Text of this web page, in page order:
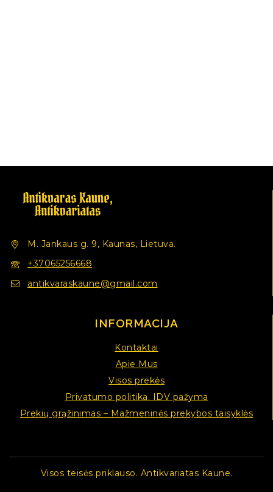
M. Jankaus g. 9, Kaunas, Lietuva.
+37065256668
antikvaraskaune@gmail.com
INFORMACIJA
Kontaktai
Apie Mus
Visos prekės
Privatumo politika. IDV pažyma
Prekių grąžinimas – Mažmeninės prekybos taisyklės
Visos teisės priklauso. Antikvariatas Kaune.